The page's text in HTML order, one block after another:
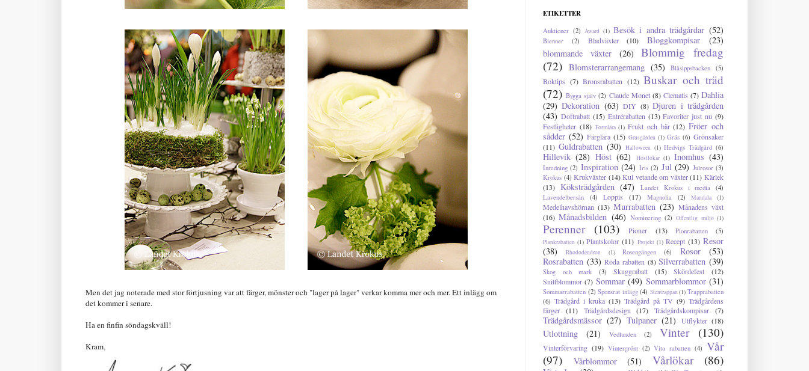
Men det jag noterade med stor förtjusning var att färger, mönster och "lager på lager" verkar komma mer och mer. Ett inlägg om
det kommer i senare.
Ha en finfin söndagskväll!
Kram,
ETIKETTER
Auktioner (2) Award (1) Besök i andra trädgårdar (52)
Bienner (2) Bladväxter (10) Bloggkompisar
(23)
blommande växter
(26)
Blommig fredag
(72) Blomsterarrangemang (35) Blåsippsbacken (5)
Boktips (7) Bronsrabatten (12) Buskar och träd
(72) Bygga själv (2) Claude Monet (8) Clematis (7) Dahlia
(29) Dekoration (63) DIY (8) Djuren i trädgården
(43) Doftrabatt (15) Entrérabatten (13) Favoriter just nu (9)
Festligheter (18) Formlära (1) Frukt och bär (12) Fröer och
sådder (52) Färglära (15) Grusgården (1) Gräs (6) Grönsaker
(11) Guldrabatten (30) Halloween (1) Hedvigs Trädgård (6)
Hillevik (28) Höst (62) Höstlökar (1) Inomhus (43)
Inredning (2) Inspiration (24) Iris (2) Jul (29) Julrosor (3)
Krokus (4) Krukväxter (14) Kul vetande om växter (11) Kärlek
(13) Köksträdgården (47) Landet Krokus i media
(4)
Lavendelbersån
(4) Loppis (17) Magnolia (2) Mandala (1)
Medelhavshörnan (13) Murrabatten (23) Månadens växt
(16) Månadsbilden (46) Nominering (2) Offentlig miljö (1)
Perenner (103) Pioner (13) Pionrabatten (5)
Plankrabatten (1) Plantskolor (11) Projekt (1) Recept (13) Resor
(38)
Rhododendron (1) Rosengången (6) Rosor
(53)
Rosrabatten (33) Röda rabatten (8) Silverrabatten (39)
Skog och mark (3) Skuggrabatt (15) Skördefest
(12)
Snittblommor (7) Sommar (49) Sommarblommor (31)
Sommarrabatten (2) Sponsrat inlägg (4) Stentrappan(1) Trapprabatten
(6) Trädgård i kruka (13) Trädgård på TV (9) Trädgårdens
färger
(11) Trädgårdsdesign (17) Trädgårdskompisar (7)
Trädgårdsmässor (27) Tulpaner (21) Utflykter (18)
Utlottning (21) Vedlunden (2) Vinter (130)
Vinterförvaring (19) Vintergrönt (2) Vita rabatten (4) Vår
(97)
Vårblommor (51) Vårlökar (86)